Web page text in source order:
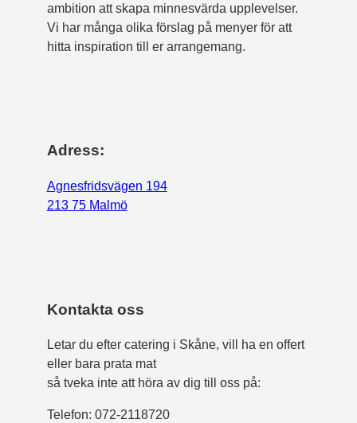
ambition att skapa minnesvärda upplevelser.
Vi har många olika förslag på menyer för att
hitta inspiration till er arrangemang.
Adress:
Agnesfridsvägen 194
213 75 Malmö
Kontakta oss
Letar du efter catering i Skåne, vill ha en offert
eller bara prata mat
så tveka inte att höra av dig till oss på:
Telefon: 072-2118720